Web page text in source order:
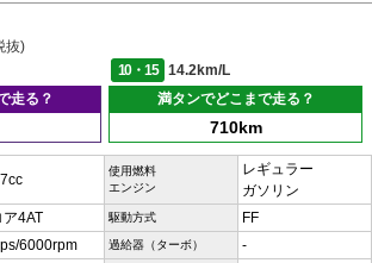
抜)
10・15
14.2km/L
走る？
満タンでどこまで走る？
710km
使用燃料
エンジン
レギュラー
ガソリン
ア4AT 駆動方式 FF
6000rpm 過給器（ターボ） -